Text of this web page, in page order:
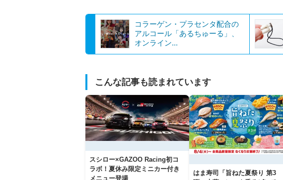
コラーゲン・プラセンタ配合の
アルコール「あるちゅーる」、
オンライン...
こんな記事も読まれています
スシロー×GAZOO Racing初コ
ラボ！夏休み限定ミニカー付き
メニュー登場
はま寿司「旨ねた夏祭り 第3